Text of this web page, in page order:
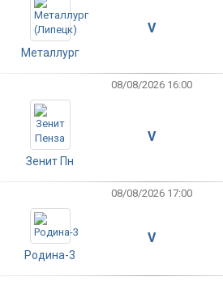
Металлург
V
08/08/2026 16:00
Зенит Пн
V
08/08/2026 17:00
Родина-3
V